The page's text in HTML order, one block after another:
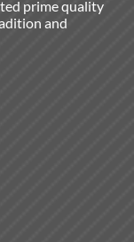
prime quality
and